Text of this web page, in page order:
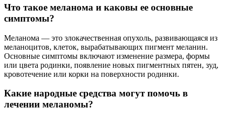
Что такое меланома и каковы ее основные
симптомы?
Меланома — это злокачественная опухоль, развивающаяся из
меланоцитов, клеток, вырабатывающих пигмент меланин.
Основные симптомы включают изменение размера, формы
или цвета родинки, появление новых пигментных пятен, зуд,
кровотечение или корки на поверхности родинки.
Какие народные средства могут помочь в
лечении меланомы?